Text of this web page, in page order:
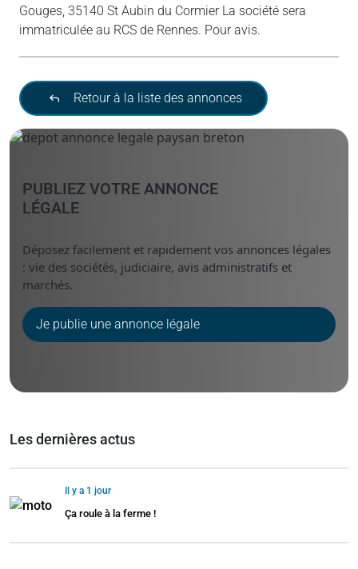
Gouges, 35140 St Aubin du Cormier La société sera
immatriculée au RCS de Rennes. Pour avis.
Retour à la liste des annonces
PUBLIEZ VOTRE ANNONCE
LÉGALE
Déposez facilement et rapidement vos annonces légales
: vie des sociétés, judiciaire, avis administratifs et
marchés.
Je publie une annonce légale
Les dernières actus
Il y a 1 jour
Ça roule à la ferme !